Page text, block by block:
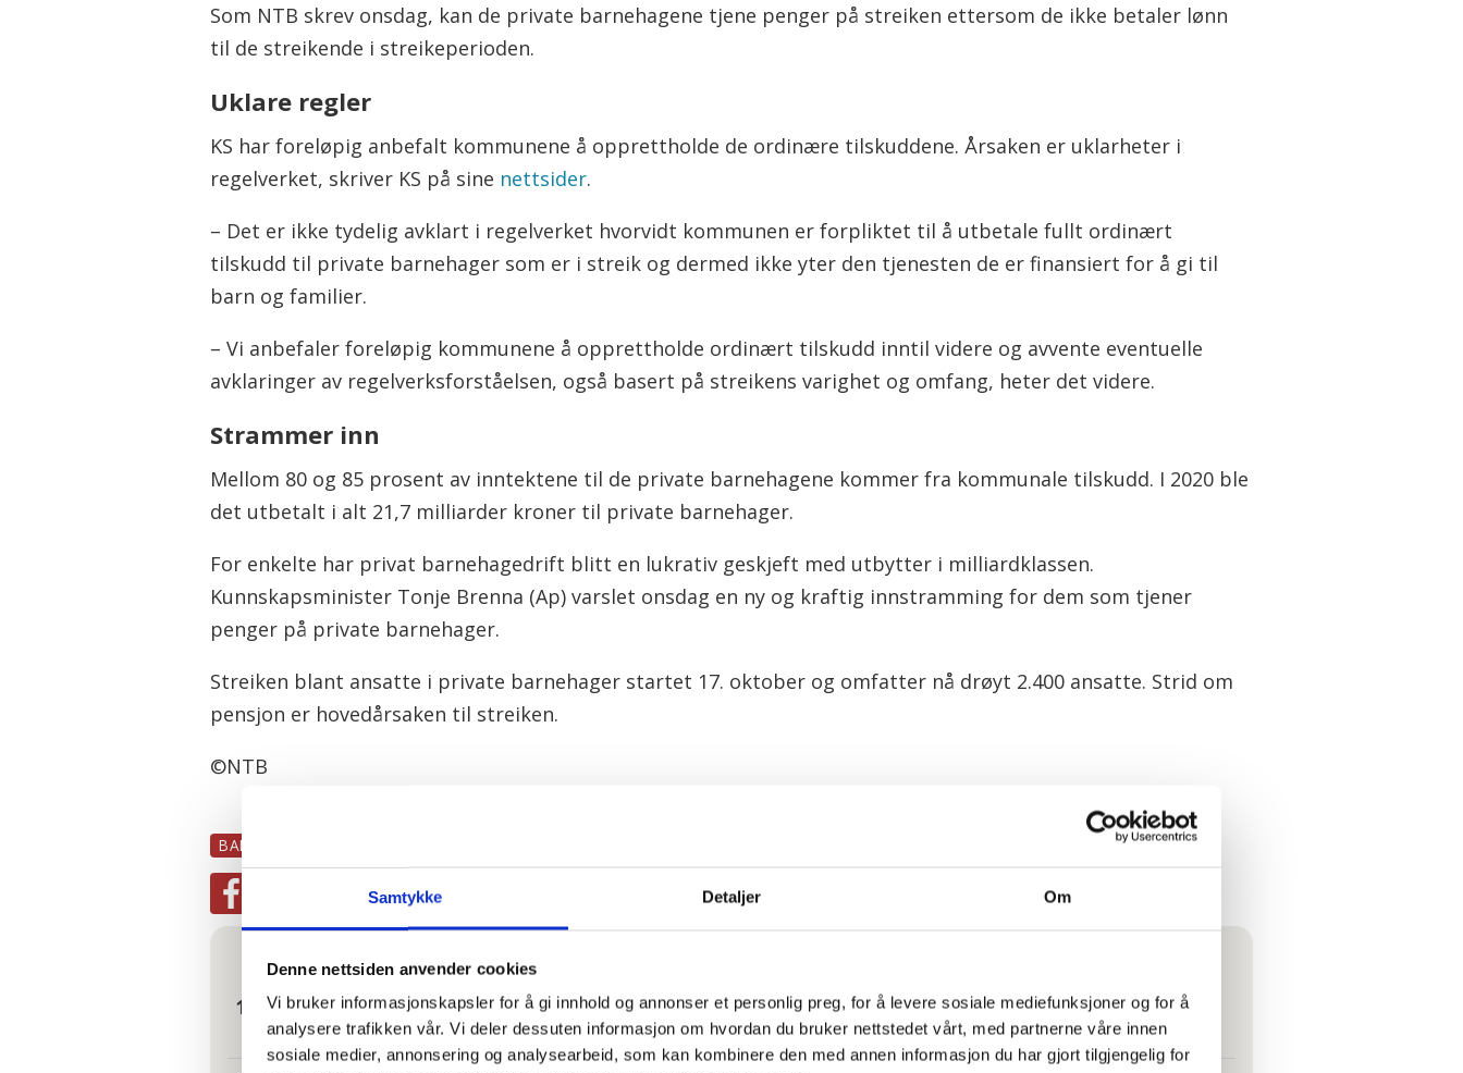
Samtykke Detaljer Om
Denne nettsiden anvender cookies
Vi bruker informasjonskapsler for å gi innhold og annonser et personlig preg, for å levere sosiale mediefunksjoner og for å
analysere trafikken vår. Vi deler dessuten informasjon om hvordan du bruker nettstedet vårt, med partnerne våre innen
sosiale medier, annonsering og analysearbeid, som kan kombinere den med annen informasjon du har gjort tilgjengelig for
Som NTB skrev onsdag, kan de private barnehagene tjene penger på streiken ettersom de ikke betaler lønn
til de streikende i streikeperioden.
Uklare regler
KS har foreløpig anbefalt kommunene å opprettholde de ordinære tilskuddene. Årsaken er uklarheter i
regelverket, skriver KS på sine nettsider.
– Det er ikke tydelig avklart i regelverket hvorvidt kommunen er forpliktet til å utbetale fullt ordinært
tilskudd til private barnehager som er i streik og dermed ikke yter den tjenesten de er finansiert for å gi til
barn og familier.
– Vi anbefaler foreløpig kommunene å opprettholde ordinært tilskudd inntil videre og avvente eventuelle
avklaringer av regelverksforståelsen, også basert på streikens varighet og omfang, heter det videre.
Strammer inn
Mellom 80 og 85 prosent av inntektene til de private barnehagene kommer fra kommunale tilskudd. I 2020 ble
det utbetalt i alt 21,7 milliarder kroner til private barnehager.
For enkelte har privat barnehagedrift blitt en lukrativ geskjeft med utbytter i milliardklassen.
Kunnskapsminister Tonje Brenna (Ap) varslet onsdag en ny og kraftig innstramming for dem som tjener
penger på private barnehager.
Streiken blant ansatte i private barnehager startet 17. oktober og omfatter nå drøyt 2.400 ansatte. Strid om
pensjon er hovedårsaken til streiken.
©NTB
BARNEHAGE
Mest lest| Siste sju dager
– Reglene nå er så jævlig arbeiderfiendtlige at jeg skjønner ikke at folk kan svelge det